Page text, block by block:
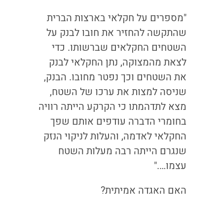
"מספרים על חקלאי בארצות הברית
שהתקשה להחזיר את חובו לבנק על
השטחים החקלאים שברשותו. כדי
לצאת מהמצוקה, נתן החקלאי לבנק
את השטחים וכך נפטר מחובו. הבנק,
שניסה למצות את ערכו של השטח,
מצא לתדהמתו כי הקרקע הייתה רוויה
בחומרי הדברה עודפים אותם שפך
החקלאי לאדמה, והעלות לניקוי הנזק
שנגרם הייתה רבה מעלות השטח
עצמו…."
האם האגדה אמיתית?